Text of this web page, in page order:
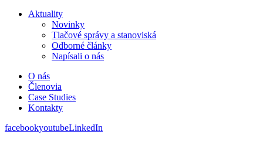
Aktuality
Novinky
Tlačové správy a stanoviská
Odborné články
Napísali o nás
O nás
Členovia
Case Studies
Kontakty
facebookyoutubeLinkedIn